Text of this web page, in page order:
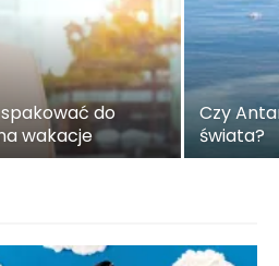
do
wakacje
Czy
świata?